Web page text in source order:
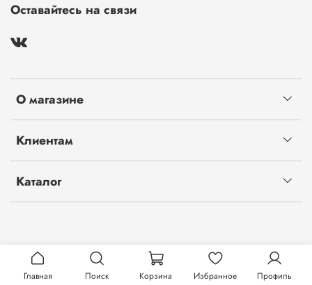
О магазине
Клиентам
Каталог
Оставайтесь на связи
Главная Поиск Корзина Избранное Профиль